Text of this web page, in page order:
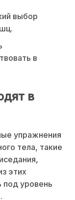
выбор
в
в
упражнения
тела, такие
этих
уровень